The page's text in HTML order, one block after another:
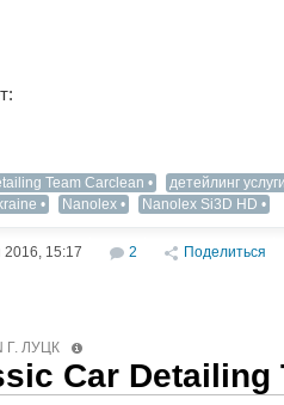
Team Carclean
детейлинг
Nanolex Nanolex Si3D HD
2016, 15:17 2 Поделиться
Г. ЛУЦК
Car Detailing